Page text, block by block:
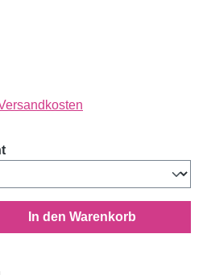
auswählen
den gewünschten
In den Warenkorb